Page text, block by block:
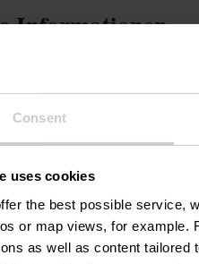
Consent
uses cookies
the best possible service,
or map views, for example.
as well as content
Informationen